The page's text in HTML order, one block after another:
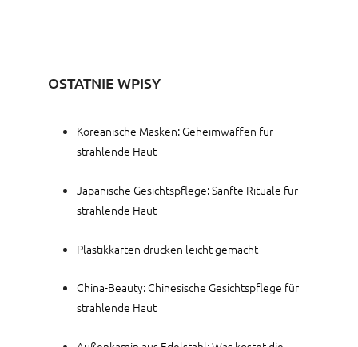
OSTATNIE WPISY
Koreanische Masken: Geheimwaffen für
strahlende Haut
Japanische Gesichtspflege: Sanfte Rituale für
strahlende Haut
Plastikkarten drucken leicht gemacht
China-Beauty: Chinesische Gesichtspflege für
strahlende Haut